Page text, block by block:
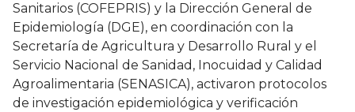
Sanitarios (COFEPRIS) y la Dirección General de
Epidemiología (DGE), en coordinación con la
Secretaría de Agricultura y Desarrollo Rural y el
Servicio Nacional de Sanidad, Inocuidad y Calidad
Agroalimentaria (SENASICA), activaron protocolos
de investigación epidemiológica y verificación